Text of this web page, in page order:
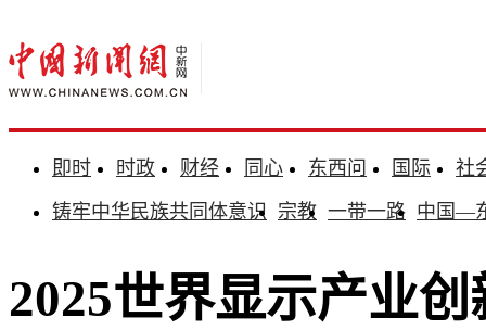
即时 时政 财经 同心 东西问 国际
社
铸牢中华民族共同体意识 宗教 一带一路 中国—
2025世界显示产业